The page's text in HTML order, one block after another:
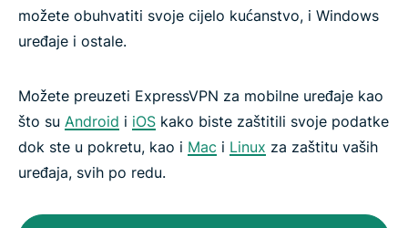
možete obuhvatiti svoje cijelo kućanstvo, i Windows
uređaje i ostale.
Možete preuzeti ExpressVPN za mobilne uređaje kao
što su Android i iOS kako biste zaštitili svoje podatke
dok ste u pokretu, kao i Mac i Linux za zaštitu vaših
uređaja, svih po redu.